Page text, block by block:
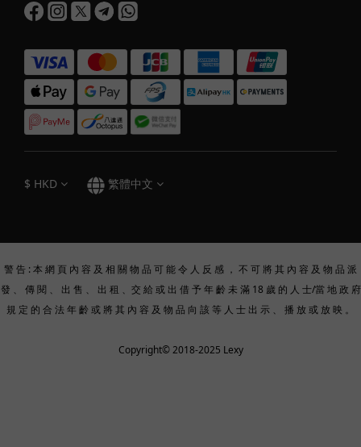
$ HKD 繁體中文
警 告 : 本 網 頁 內 容 及 相 關 物 品 可 能 令 人 反 感 ， 不 可 將 其 內 容 及 物 品 派
發 、 傳 閱 、 出 售 、 出 租 、交 給 或 出 借 予 年 齡 未 滿 18 歲 的 人 士/當 地 政 府
規 定 的 合 法 年 齡 或 將 其 內 容 及 物 品 向 該 等 人 士 出 示 、 播 放 或 放 映 。
Copyright© 2018-2025 Lexy